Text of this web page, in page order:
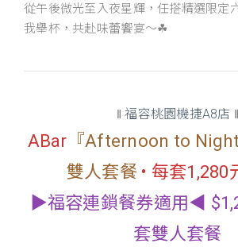
從午後微光至入夜星輝，任搭精選限定
我舉杯，共赴味蕾饗宴～☘︎
‖福容桃園機捷A8店 ‖
ABar 『Afternoon to
雙人套餐• 每套1,280
▶福容連鎖餐券適用◀
套雙人套餐